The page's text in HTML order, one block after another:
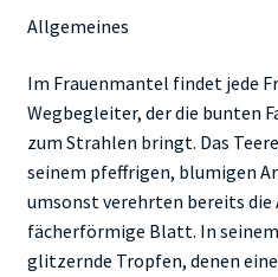
Allgemeines
Im Frauenmantel findet jede
Wegbegleiter, der die bunten
zum Strahlen bringt. Das
seinem pfeffrigen, blumigen
umsonst verehrten bereits die
fächerförmige Blatt. In
glitzernde Tropfen, denen